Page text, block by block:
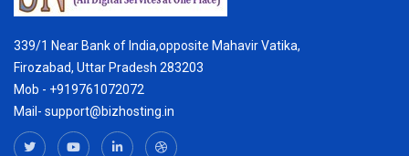
339/1 Near Bank of India,opposite Mahavir Vatika,
Firozabad, Uttar Pradesh 283203
Mob - +919761072072
Mail- support@bizhosting.in